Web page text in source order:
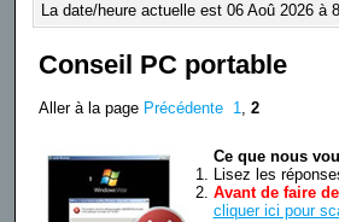
La date/heure actuelle est 06 Aoû 2026 à
Conseil PC portable
Aller à la page Précédente 1, 2
Ce que nous
Lisez les
Avant de faire
cliquer ici pour